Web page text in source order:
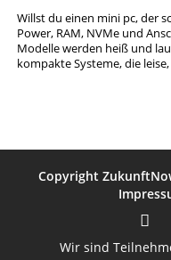
Willst du einen mini pc, der
Power, RAM, NVMe und
Modelle werden heiß und
kompakte Systeme, die
Copyright
Wir sind